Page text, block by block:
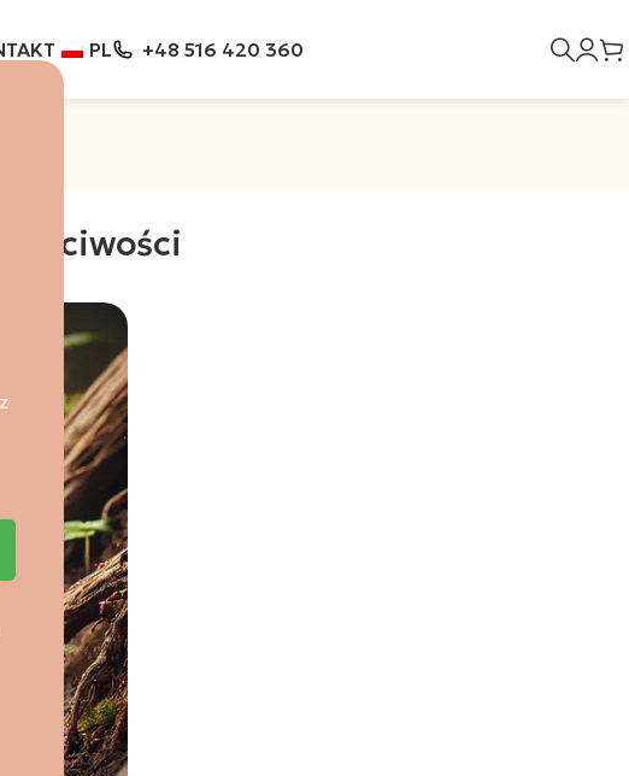
PL +48 516 420 360